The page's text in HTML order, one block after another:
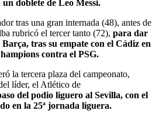
doblete de Leo Messi.
tras una gran internada (48), antes de
rubricó el tercer tanto (72), para dar
tras su empate con el Cádiz en
contra el PSG.
la tercera plaza del campeonato,
líder, el Atlético de
del podio liguero al Sevilla, con el
en la 25ª jornada liguera.